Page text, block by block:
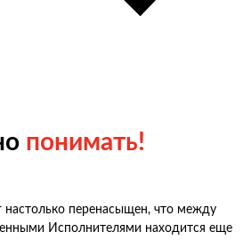
понимать!
настолько перенасыщен, что между
Исполнителями находится еще